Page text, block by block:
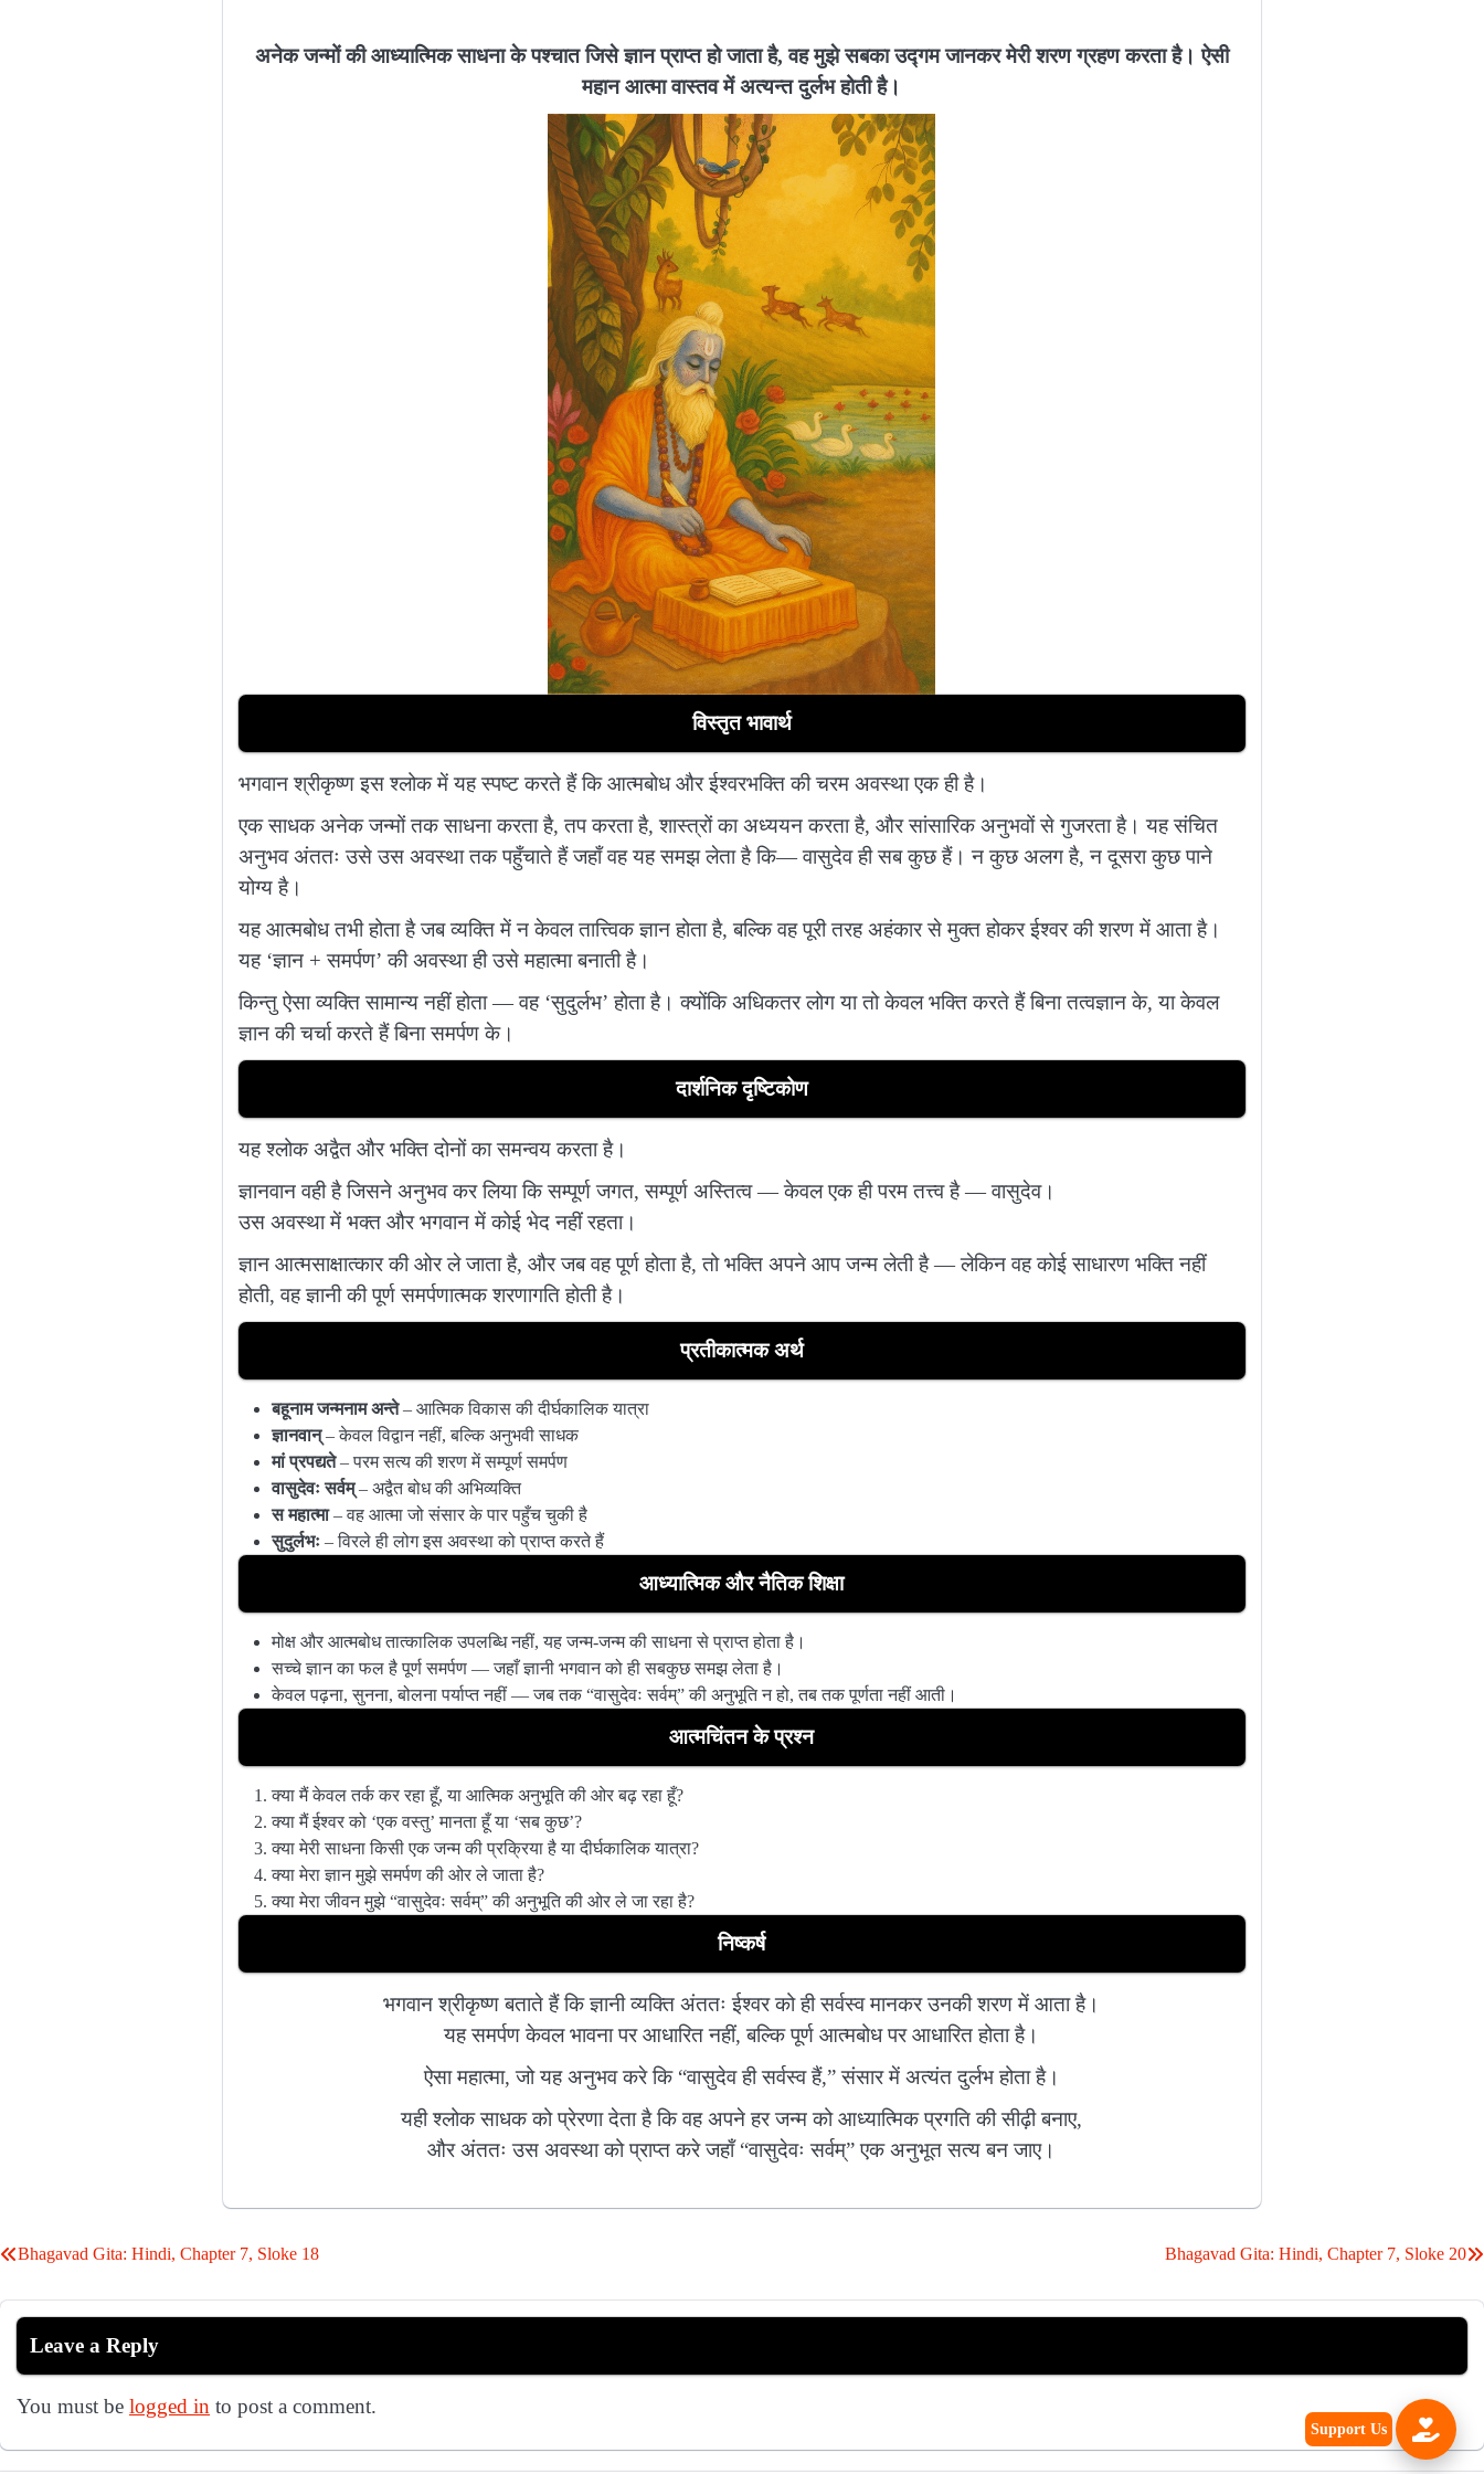
अनेक जन्मों की आध्यात्मिक साधना के पश्चात जिसे ज्ञान प्राप्त हो जाता है, वह मुझे सबका उद्गम जानकर मेरी शरण ग्रहण करता है। ऐसी
महान आत्मा वास्तव में अत्यन्त दुर्लभ होती है।
विस्तृत भावार्थ
भगवान श्रीकृष्ण इस श्लोक में यह स्पष्ट करते हैं कि आत्मबोध और ईश्वरभक्ति की चरम अवस्था एक ही है।
एक साधक अनेक जन्मों तक साधना करता है, तप करता है, शास्त्रों का अध्ययन करता है, और सांसारिक अनुभवों से गुजरता है। यह संचित
अनुभव अंततः उसे उस अवस्था तक पहुँचाते हैं जहाँ वह यह समझ लेता है कि— वासुदेव ही सब कुछ हैं। न कुछ अलग है, न दूसरा कुछ पाने
योग्य है।
यह आत्मबोध तभी होता है जब व्यक्ति में न केवल तात्त्विक ज्ञान होता है, बल्कि वह पूरी तरह अहंकार से मुक्त होकर ईश्वर की शरण में आता है।
यह ‘ज्ञान + समर्पण’ की अवस्था ही उसे महात्मा बनाती है।
किन्तु ऐसा व्यक्ति सामान्य नहीं होता — वह ‘सुदुर्लभ’ होता है। क्योंकि अधिकतर लोग या तो केवल भक्ति करते हैं बिना तत्वज्ञान के, या केवल
ज्ञान की चर्चा करते हैं बिना समर्पण के।
दार्शनिक दृष्टिकोण
यह श्लोक अद्वैत और भक्ति दोनों का समन्वय करता है।
ज्ञानवान वही है जिसने अनुभव कर लिया कि सम्पूर्ण जगत, सम्पूर्ण अस्तित्व — केवल एक ही परम तत्त्व है — वासुदेव।
उस अवस्था में भक्त और भगवान में कोई भेद नहीं रहता।
ज्ञान आत्मसाक्षात्कार की ओर ले जाता है, और जब वह पूर्ण होता है, तो भक्ति अपने आप जन्म लेती है — लेकिन वह कोई साधारण भक्ति नहीं
होती, वह ज्ञानी की पूर्ण समर्पणात्मक शरणागति होती है।
प्रतीकात्मक अर्थ
बहूनाम जन्मनाम अन्ते– आत्मिक विकास की दीर्घकालिक यात्रा
ज्ञानवान्– केवल विद्वान नहीं, बल्कि अनुभवी साधक
मां प्रपद्यते– परम सत्य की शरण में सम्पूर्ण समर्पण
वासुदेवः सर्वम्– अद्वैत बोध की अभिव्यक्ति
स महात्मा– वह आत्मा जो संसार के पार पहुँच चुकी है
सुदुर्लभः– विरले ही लोग इस अवस्था को प्राप्त करते हैं
आध्यात्मिक और नैतिक शिक्षा
मोक्ष और आत्मबोध तात्कालिक उपलब्धि नहीं, यह जन्म-जन्म की साधना से प्राप्त होता है।
सच्चे ज्ञान का फल है पूर्ण समर्पण — जहाँ ज्ञानी भगवान को ही सबकुछ समझ लेता है।
केवल पढ़ना, सुनना, बोलना पर्याप्त नहीं — जब तक “वासुदेवः सर्वम्” की अनुभूति न हो, तब तक पूर्णता नहीं आती।
आत्मचिंतन के प्रश्न
क्या मैं केवल तर्क कर रहा हूँ, या आत्मिक अनुभूति की ओर बढ़ रहा हूँ?
क्या मैं ईश्वर को ‘एक वस्तु’ मानता हूँ या ‘सब कुछ’?
क्या मेरी साधना किसी एक जन्म की प्रक्रिया है या दीर्घकालिक यात्रा?
क्या मेरा ज्ञान मुझे समर्पण की ओर ले जाता है?
क्या मेरा जीवन मुझे “वासुदेवः सर्वम्” की अनुभूति की ओर ले जा रहा है?
निष्कर्ष
भगवान श्रीकृष्ण बताते हैं कि ज्ञानी व्यक्ति अंततः ईश्वर को ही सर्वस्व मानकर उनकी शरण में आता है।
यह समर्पण केवल भावना पर आधारित नहीं, बल्कि पूर्ण आत्मबोध पर आधारित होता है।
ऐसा महात्मा, जो यह अनुभव करे कि “वासुदेव ही सर्वस्व हैं,” संसार में अत्यंत दुर्लभ होता है।
यही श्लोक साधक को प्रेरणा देता है कि वह अपने हर जन्म को आध्यात्मिक प्रगति की सीढ़ी बनाए,
और अंततः उस अवस्था को प्राप्त करे जहाँ “वासुदेवः सर्वम्” एक अनुभूत सत्य बन जाए।
Post
navigation
Bhagavad Gita: Hindi, Chapter 7, Sloke 18 Bhagavad Gita: Hindi, Chapter 7, Sloke 20
Leave a Reply
You must be logged in to post a comment.